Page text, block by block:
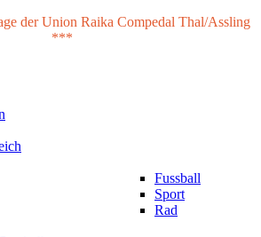
der Union Raika Compedal Thal/Assling
***
Fussball
Sport
Rad